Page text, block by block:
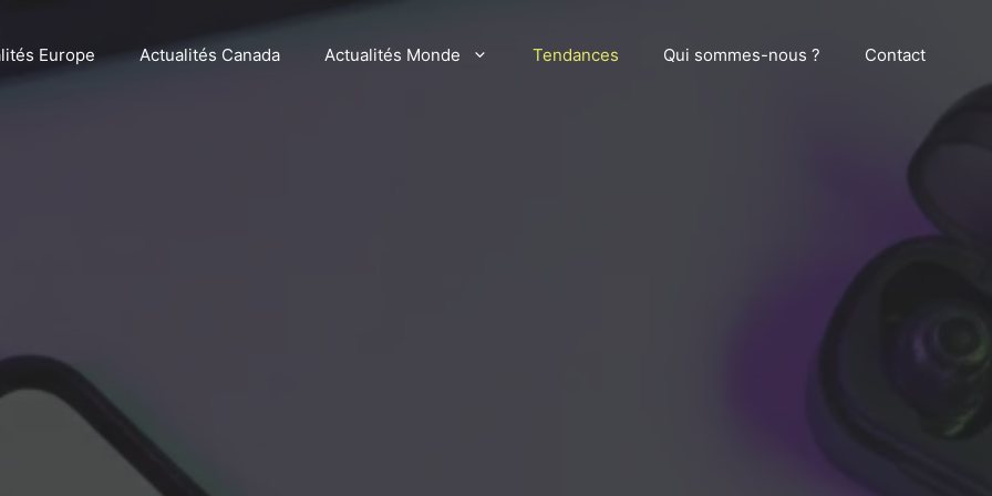
Europe Actualités Canada Actualités Monde Tendances Qui sommes-nous ? Contact